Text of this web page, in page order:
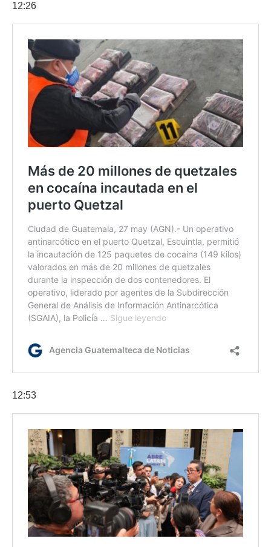
12:26
12:53